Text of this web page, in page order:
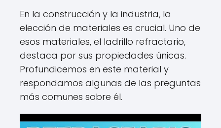
En la construcción y la industria, la
elección de materiales es crucial. Uno de
esos materiales, el ladrillo refractario,
destaca por sus propiedades únicas.
Profundicemos en este material y
respondamos algunas de las preguntas
más comunes sobre él.